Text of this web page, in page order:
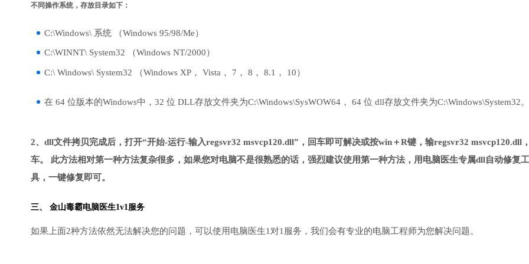
不同操作系统，存放目录如下：
C:\Windows\ 系统 （Windows 95/98/Me）
C:\WINNT\ System32 （Windows NT/2000）
C:\ Windows\ System32 （Windows XP， Vista， 7， 8， 8.1， 10）
在 64 位版本的Windows中，32 位 DLL存放文件夹为C:\Windows\SysWOW64， 64 位 dll存放文件夹为C:\Windows\System32。
2、dll文件拷贝完成后，打开“开始-运行-输入regsvr32 msvcp120.dll”，回车即可解决或按win＋R键，输regsvr32 msvcp120.dll
车。 此方法相对第一种方法复杂很多，如果您对电脑不是很熟悉的话，强烈建议使用第一种方法，用电脑医生专属dll自动修复工
具，一键修复即可。
三、 金山毒霸电脑医生1v1服务
如果上面2种方法依然无法解决您的问题，可以使用电脑医生1对1服务，我们会有专业的电脑工程师为您解决问题。